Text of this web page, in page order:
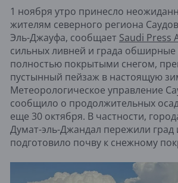
1 ноября утро принесло
жителям северного региона
Эль-Джауфа, сообщает Saudi Press
сильных ливней и града
полностью покрытыми снегом,
пустынный пейзаж в настоящую
Метеорологическое управление
сообщило о продолжительных
еще 30 октября. В частности,
Думат-эль-Джандал пережили град
подготовило почву к снежному